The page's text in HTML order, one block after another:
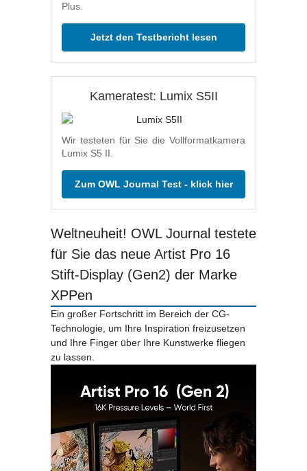
Plus.
Jetzt den Testbericht lesen
Kameratest: Lumix S5II
Wir testeten für Sie die Vollformatkamera
Lumix S5 II.
Zum OWL Journal Test - klick hier
Weltneuheit! OWL Journal testete
für Sie das neue Artist Pro 16
Stift-Display (Gen2) der Marke
XPPen
Ein großer Fortschritt im Bereich der CG-
Technologie, um Ihre Inspiration freizusetzen
und Ihre Finger über Ihre Kunstwerke fliegen
zu lassen.